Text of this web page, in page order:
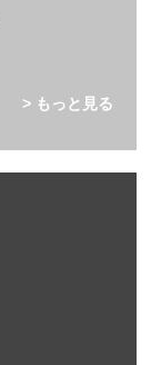
> もっと見る